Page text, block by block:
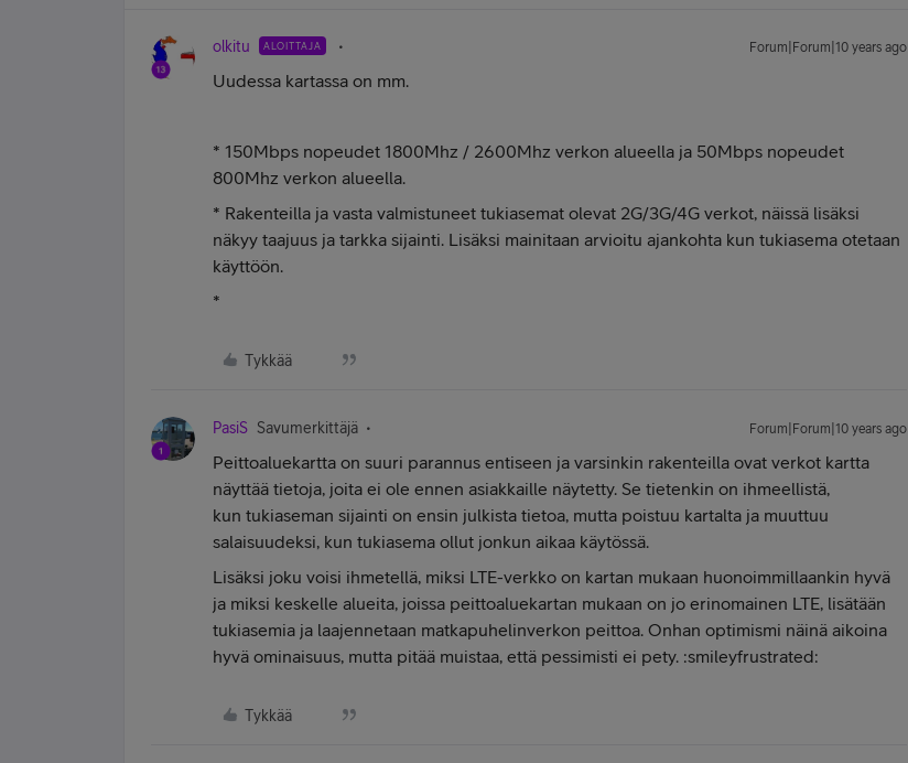
olkitu ALOITTAJA Forum|Forum|10 years ago
Uudessa kartassa on mm.
* 150Mbps nopeudet 1800Mhz / 2600Mhz verkon alueella ja 50Mbps nopeudet
800Mhz verkon alueella.
* Rakenteilla ja vasta valmistuneet tukiasemat olevat 2G/3G/4G verkot, näissä lisäksi
näkyy taajuus ja tarkka sijainti. Lisäksi mainitaan arvioitu ajankohta kun tukiasema otetaan
käyttöön.
*
Tykkää
PasiS Savumerkittäjä Forum|Forum|10 years ago
Peittoaluekartta on suuri parannus entiseen ja varsinkin rakenteilla ovat verkot kartta
näyttää tietoja, joita ei ole ennen asiakkaille näytetty. Se tietenkin on ihmeellistä,
kun tukiaseman sijainti on ensin julkista tietoa, mutta poistuu kartalta ja muuttuu
salaisuudeksi, kun tukiasema ollut jonkun aikaa käytössä.
Lisäksi joku voisi ihmetellä, miksi LTE-verkko on kartan mukaan huonoimmillaankin hyvä
ja miksi keskelle alueita, joissa peittoaluekartan mukaan on jo erinomainen LTE, lisätään
tukiasemia ja laajennetaan matkapuhelinverkon peittoa. Onhan optimismi näinä aikoina
hyvä ominaisuus, mutta pitää muistaa, että pessimisti ei pety. :smileyfrustrated:
Tykkää